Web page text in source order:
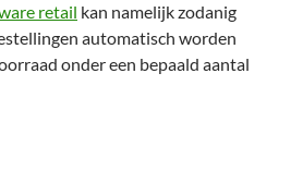
retail kan namelijk zodanig
automatisch worden
onder een bepaald aantal